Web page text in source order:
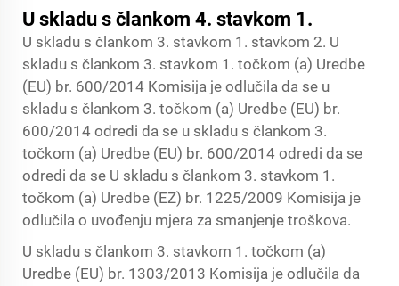
U skladu s člankom 4. stavkom 1.
U skladu s člankom 3. stavkom 1. stavkom 2. U
skladu s člankom 3. stavkom 1. točkom (a) Uredbe
(EU) br. 600/2014 Komisija je odlučila da se u
skladu s člankom 3. točkom (a) Uredbe (EU) br.
600/2014 odredi da se u skladu s člankom 3.
točkom (a) Uredbe (EU) br. 600/2014 odredi da se
odredi da se U skladu s člankom 3. stavkom 1.
točkom (a) Uredbe (EZ) br. 1225/2009 Komisija je
odlučila o uvođenju mjera za smanjenje troškova.
U skladu s člankom 3. stavkom 1. točkom (a)
Uredbe (EU) br. 1303/2013 Komisija je odlučila da